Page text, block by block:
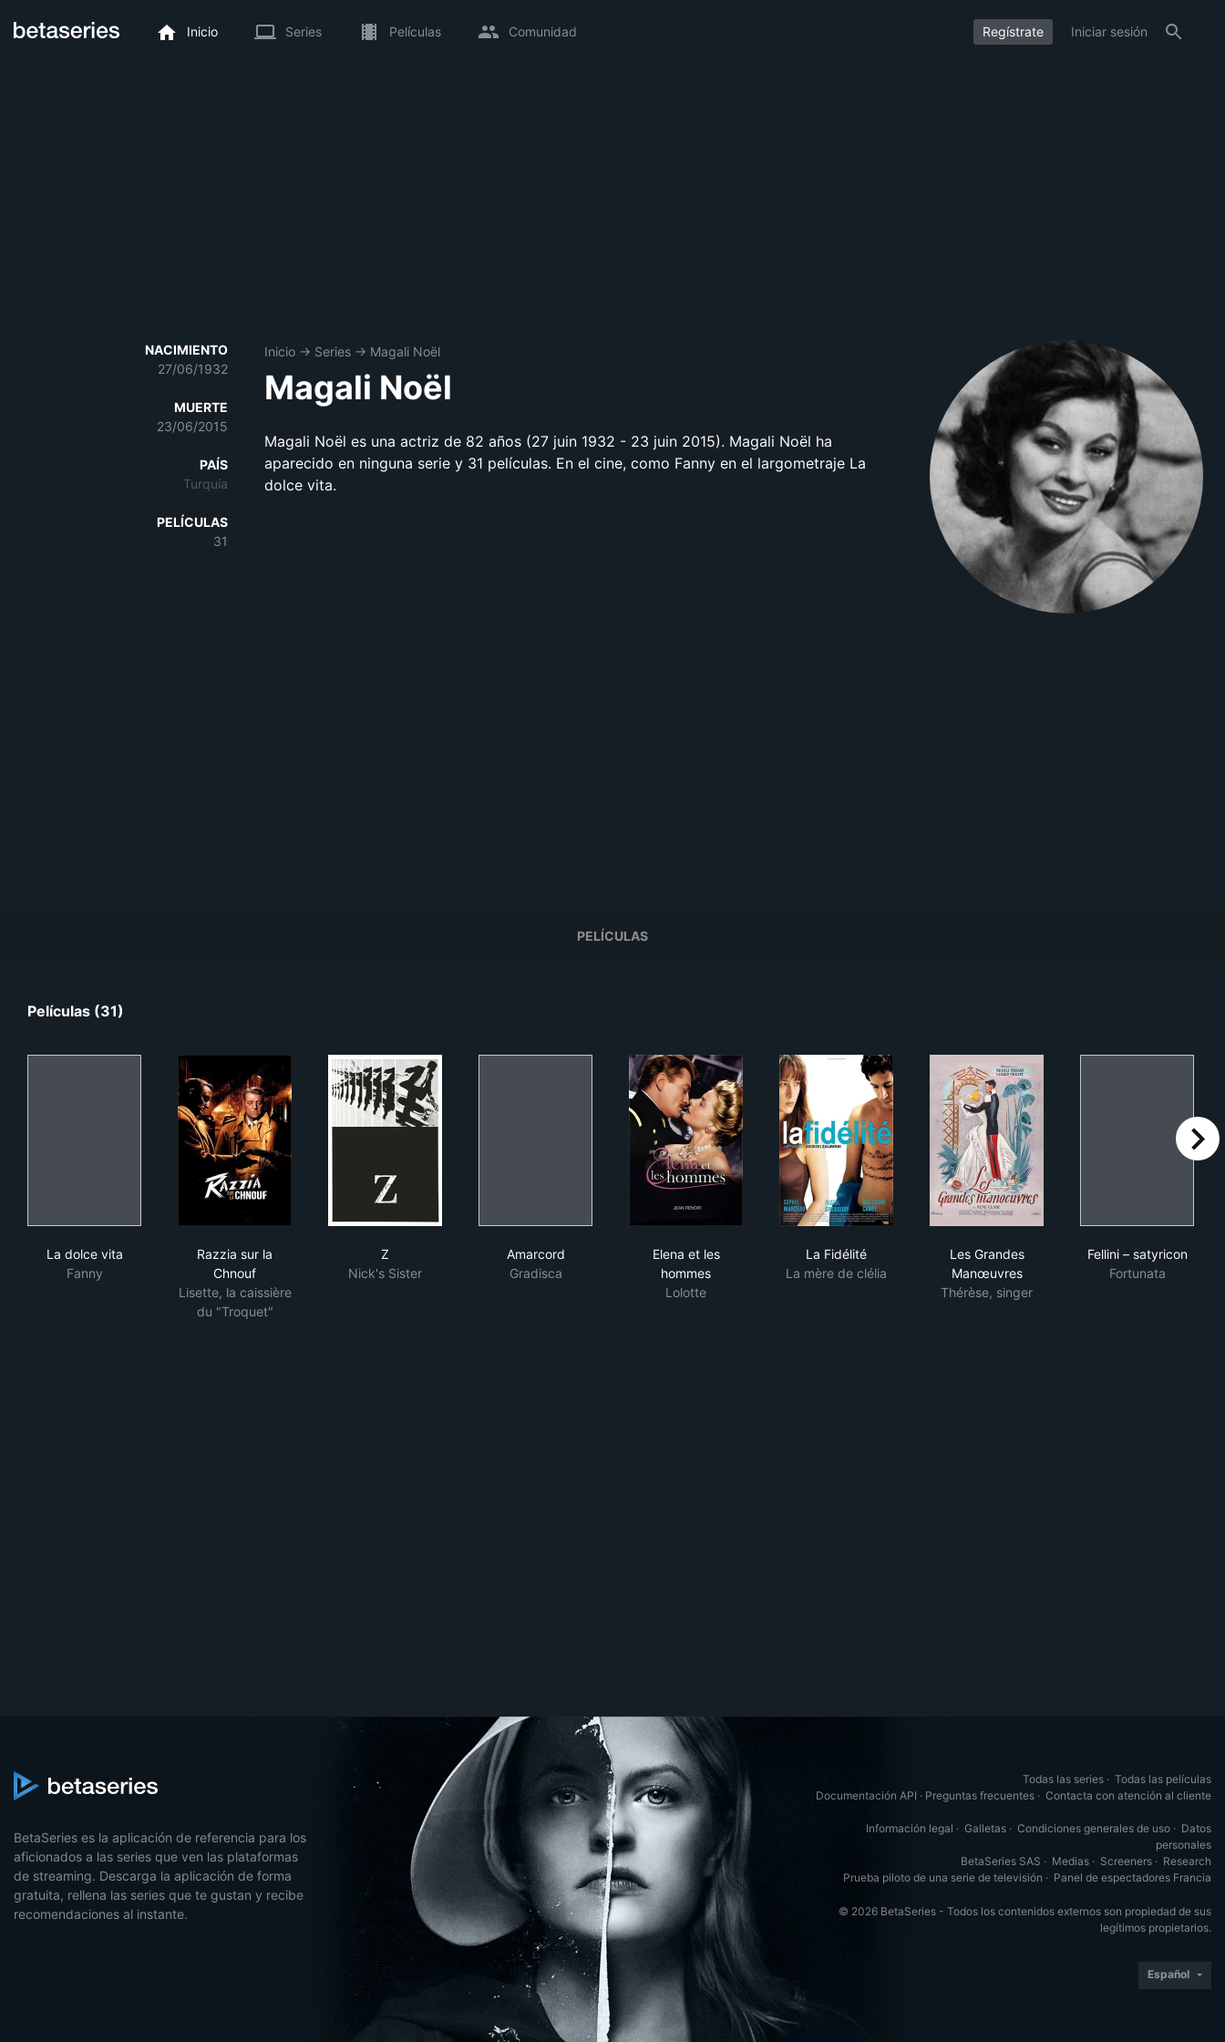
Inicio Series Películas Comunidad Regístrate Iniciar sesión
NACIMIENTO
27/06/1932
MUERTE
23/06/2015
PAÍS
Turquía
PELÍCULAS
31
Inicio → Series → Magali Noël
Magali Noël
Magali Noël es una actriz de 82 años (27 juin 1932 - 23 juin 2015). Magali Noël ha
aparecido en ninguna serie y 31 películas. En el cine, como Fanny en el largometraje La
dolce vita.
PELÍCULAS
Películas (31)
La dolce vita
Fanny
Razzia sur la
Chnouf
Lisette, la caissière
du "Troquet"
Z
Nick's Sister
Amarcord
Gradisca
Elena et les
hommes
Lolotte
La Fidélité
La mère de clélia
Les Grandes
Manœuvres
Thérèse, singer
Fellini – satyricon
Fortunata
right
BetaSeries es la aplicación de referencia para los
aficionados a las series que ven las plataformas
de streaming. Descarga la aplicación de forma
gratuita, rellena las series que te gustan y recibe
recomendaciones al instante.
Todas las series · Todas las películas
Documentación API · Preguntas frecuentes · Contacta con atención al cliente
Información legal · Galletas · Condiciones generales de uso · Datos
personales
BetaSeries SAS · Medias · Screeners · Research
Prueba piloto de una serie de televisión · Panel de espectadores Francia
© 2026 BetaSeries - Todos los contenidos externos son propiedad de sus
legítimos propietarios.
Español